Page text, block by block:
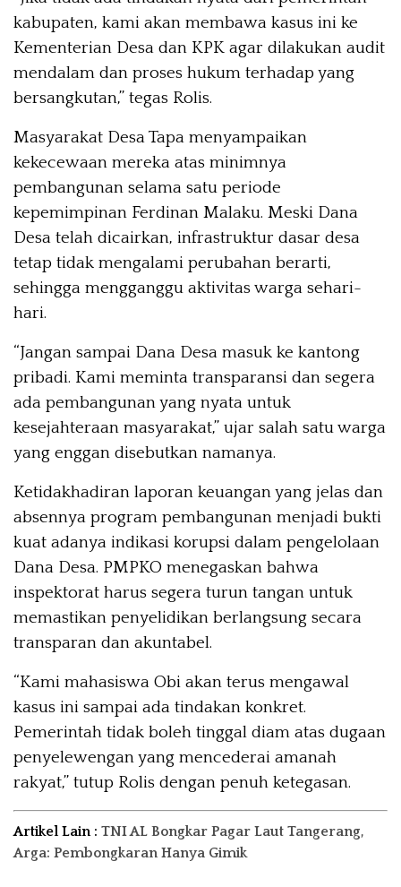
kabupaten, kami akan membawa kasus ini ke
Kementerian Desa dan KPK agar dilakukan audit
mendalam dan proses hukum terhadap yang
bersangkutan,” tegas Rolis.
Masyarakat Desa Tapa menyampaikan
kekecewaan mereka atas minimnya
pembangunan selama satu periode
kepemimpinan Ferdinan Malaku. Meski Dana
Desa telah dicairkan, infrastruktur dasar desa
tetap tidak mengalami perubahan berarti,
sehingga mengganggu aktivitas warga sehari-
hari.
“Jangan sampai Dana Desa masuk ke kantong
pribadi. Kami meminta transparansi dan segera
ada pembangunan yang nyata untuk
kesejahteraan masyarakat,” ujar salah satu warga
yang enggan disebutkan namanya.
Ketidakhadiran laporan keuangan yang jelas dan
absennya program pembangunan menjadi bukti
kuat adanya indikasi korupsi dalam pengelolaan
Dana Desa. PMPKO menegaskan bahwa
inspektorat harus segera turun tangan untuk
memastikan penyelidikan berlangsung secara
transparan dan akuntabel.
“Kami mahasiswa Obi akan terus mengawal
kasus ini sampai ada tindakan konkret.
Pemerintah tidak boleh tinggal diam atas dugaan
penyelewengan yang mencederai amanah
rakyat,” tutup Rolis dengan penuh ketegasan.
Artikel Lain : TNI AL Bongkar Pagar Laut Tangerang,
Arga: Pembongkaran Hanya Gimik